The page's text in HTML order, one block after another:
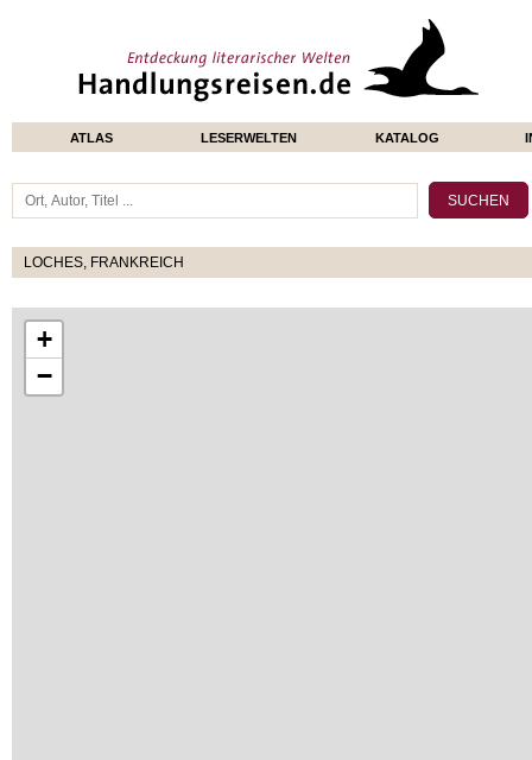
ATLAS LESERWELTEN KATALOG
LOCHES, FRANKREICH
+
−